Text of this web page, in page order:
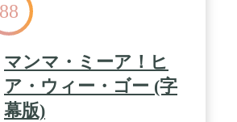
88
マンマ・ミーア！ヒ
ア・ウィー・ゴー (字
幕版)